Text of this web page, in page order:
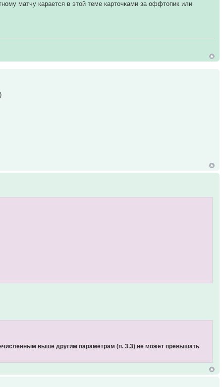
матчу карается в этой теме карточками за оффтопик или
выше другим параметрам (п. 3.3) не может превышать